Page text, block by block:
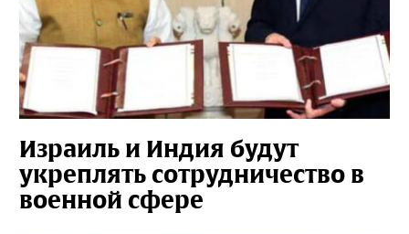
Израиль и Индия будут
укреплять сотрудничество в
военной сфере